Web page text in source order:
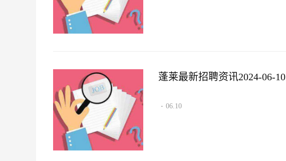
蓬莱最新招聘资讯2024-06-10
· 06.10